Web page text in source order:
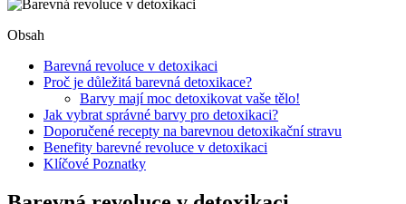
Obsah
Barevná revoluce v detoxikaci
Proč je důležitá barevná detoxikace?
Barvy mají moc detoxikovat vaše tělo!
Jak vybrat správné barvy pro detoxikaci?
Doporučené recepty na barevnou detoxikační stravu
Benefity barevné revoluce v detoxikaci
Klíčové Poznatky